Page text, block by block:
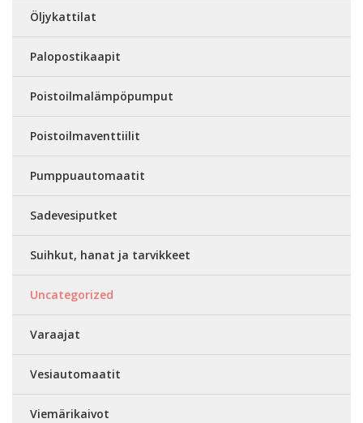
Öljykattilat
Palopostikaapit
Poistoilmalämpöpumput
Poistoilmaventtiilit
Pumppuautomaatit
Sadevesiputket
Suihkut, hanat ja tarvikkeet
Uncategorized
Varaajat
Vesiautomaatit
Viemärikaivot